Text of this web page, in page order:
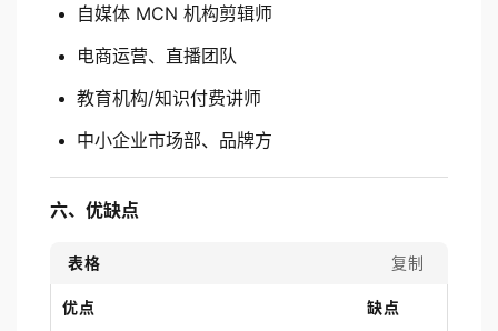
自媒体 MCN 机构剪辑师
电商运营、直播团队
教育机构/知识付费讲师
中小企业市场部、品牌方
六、优缺点
表格 复制
优点 缺点